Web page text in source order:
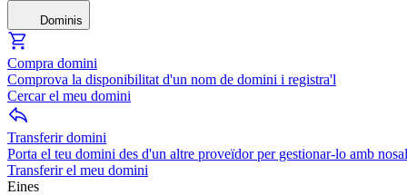
Dominis
Compra domini
Comprova la disponibilitat d'un nom de domini i registra'l
Cercar el meu domini
Transferir domini
Porta el teu domini des d'un altre proveïdor per gestionar-lo amb
Transferir el meu domini
Eines